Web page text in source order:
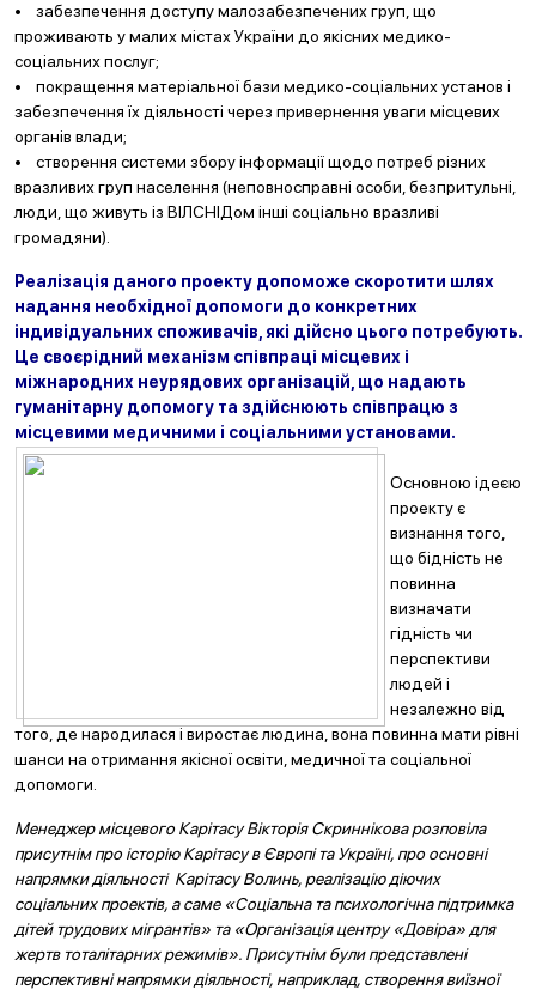
• забезпечення доступу малозабезпечених груп, що
проживають у малих містах України до якісних медико-
соціальних послуг;
• покращення матеріальної бази медико-соціальних установ і
забезпечення їх діяльності через привернення уваги місцевих
органів влади;
• створення системи збору інформації щодо потреб різних
вразливих груп населення (неповносправні особи, безпритульні,
люди, що живуть із ВІЛСНІДом інші соціально вразливі
громадяни).
Реалізація даного проекту допоможе скоротити шлях
надання необхідної допомоги до конкретних
індивідуальних споживачів, які дійсно цього потребують.
Це своєрідний механізм співпраці місцевих і
міжнародних неурядових організацій, що надають
гуманітарну допомогу та здійснюють співпрацю з
місцевими медичними і соціальними установами.
Основною ідеєю
проекту є
визнання того,
що бідність не
повинна
визначати
гідність чи
перспективи
людей і
незалежно від
того, де народилася і виростає людина, вона повинна мати рівні
шанси на отримання якісної освіти, медичної та соціальної
допомоги.
Менеджер місцевого Карітасу Вікторія Скриннікова розповіла
присутнім про історію Карітасу в Європі та Україні, про основні
напрямки діяльності Карітасу Волинь, реалізацію діючих
соціальних проектів, а саме «Соціальна та психологічна підтримка
дітей трудових мігрантів» та «Організація центру «Довіра» для
жертв тоталітарних режимів». Присутнім були представлені
перспективні напрямки діяльності, наприклад, створення виїзної